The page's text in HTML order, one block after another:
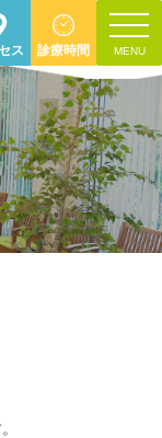
ス 診療時間
toggle